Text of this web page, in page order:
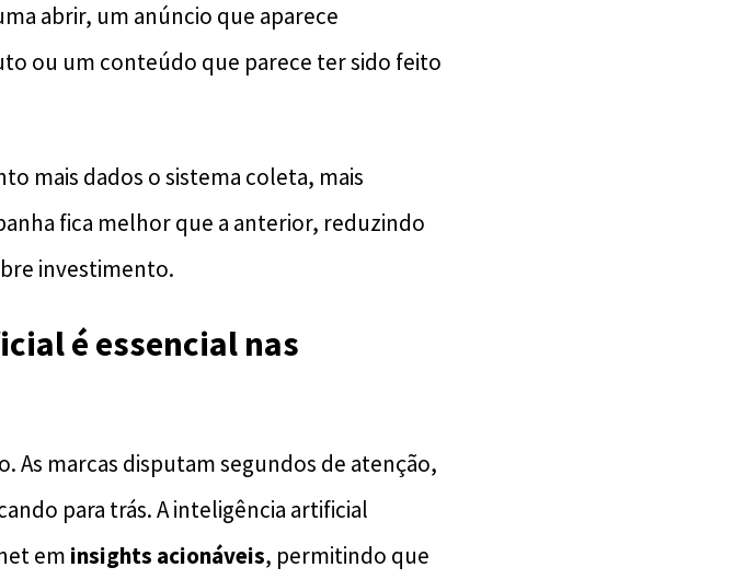
abrir, um anúncio que aparece
ou um conteúdo que parece ter sido feito
mais dados o sistema coleta, mais
fica melhor que a anterior, reduzindo
investimento.
é essencial nas
marcas disputam segundos de atenção,
para trás. A inteligência artificial
em insights acionáveis, permitindo que